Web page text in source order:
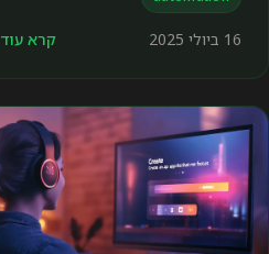
החלקים שכל סוכן חייב – מוח, זיכרון
16 ביולי 2025 קרא עוד